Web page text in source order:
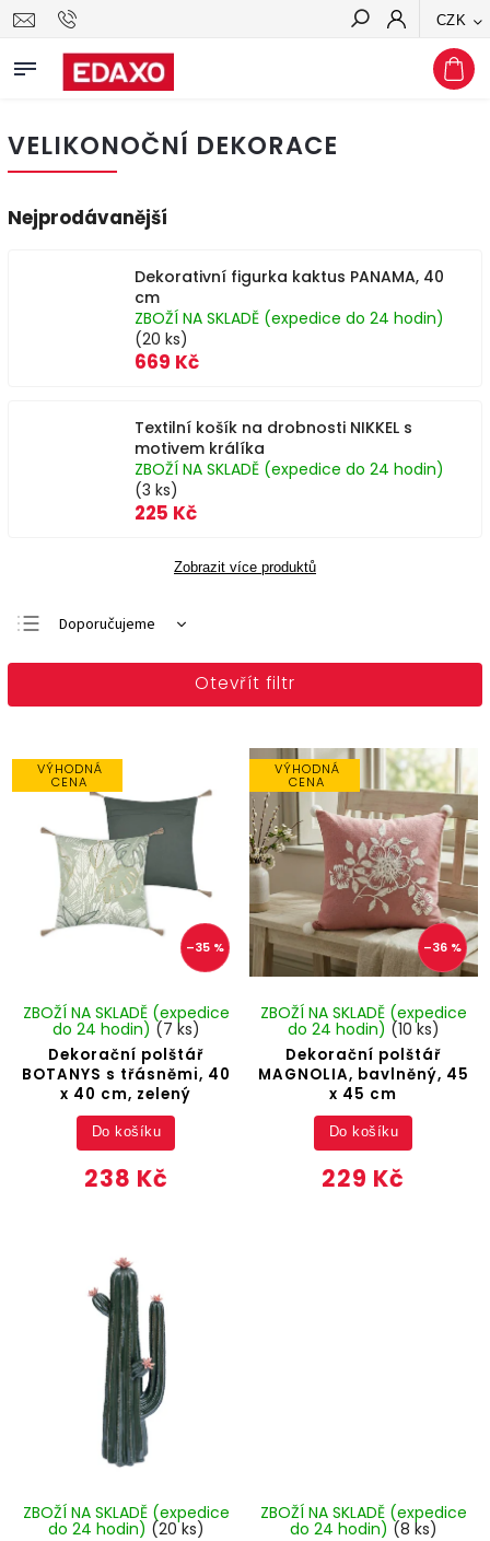
CZK
Hledat
VELIKONOČNÍ DEKORACE
Nejprodávanější
Dekorativní figurka kaktus PANAMA, 40
cm
ZBOŽÍ NA SKLADĚ (expedice do 24 hodin)
(20 ks)
669 Kč
Textilní košík na drobnosti NIKKEL s
motivem králíka
ZBOŽÍ NA SKLADĚ (expedice do 24 hodin)
(3 ks)
225 Kč
Zobrazit více produktů
Doporučujeme
Nejlevnější
Abecedně
Otevřít filtr
VÝHODNÁ
CENA
–35 %
Dekorační polštář
BOTANYS s třásněmi, 40
x 40 cm, zelený
ZBOŽÍ NA SKLADĚ (expedice
do 24 hodin) (7 ks)
238 Kč
Do košíku
VÝHODNÁ
CENA
–36 %
Dekorační polštář
MAGNOLIA, bavlněný, 45
x 45 cm
ZBOŽÍ NA SKLADĚ (expedice
do 24 hodin) (10 ks)
229 Kč
Do košíku
ZBOŽÍ NA SKLADĚ (expedice
do 24 hodin) (20 ks)
ZBOŽÍ NA SKLADĚ (expedice
do 24 hodin) (8 ks)